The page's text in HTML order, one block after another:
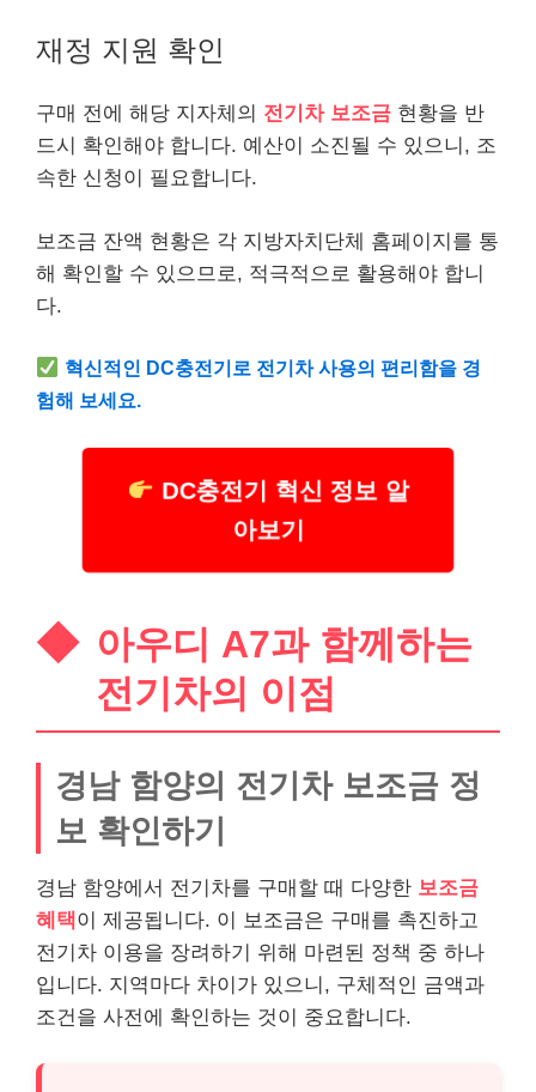
재정 지원 확인
구매 전에 해당 지자체의 전기차 보조금 현황을 반
드시 확인해야 합니다. 예산이 소진될 수 있으니, 조
속한 신청이 필요합니다.
보조금 잔액 현황은 각 지방자치단체 홈페이지를 통
해 확인할 수 있으므로, 적극적으로 활용해야 합니
다.
혁신적인 DC충전기로 전기차 사용의 편리함을 경
험해 보세요.
DC충전기 혁신 정보 알
아보기
아우디 A7과 함께하는
전기차의 이점
경남 함양의 전기차 보조금 정
보 확인하기
경남 함양에서 전기차를 구매할 때 다양한 보조금
혜택이 제공됩니다. 이 보조금은 구매를 촉진하고
전기차 이용을 장려하기 위해 마련된 정책 중 하나
입니다. 지역마다 차이가 있으니, 구체적인 금액과
조건을 사전에 확인하는 것이 중요합니다.